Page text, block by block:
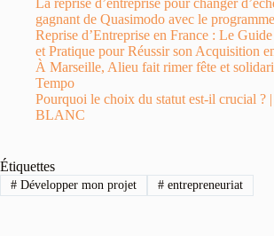
gagnant de Quasimodo avec le
Reprise d’Entreprise en France : Le
et Pratique pour Réussir son Acquisition
À Marseille, Alieu fait rimer fête et
Tempo
Pourquoi le choix du statut est-il crucial ?
BLANC
Étiquettes
#Développer mon projet #entrepreneuriat